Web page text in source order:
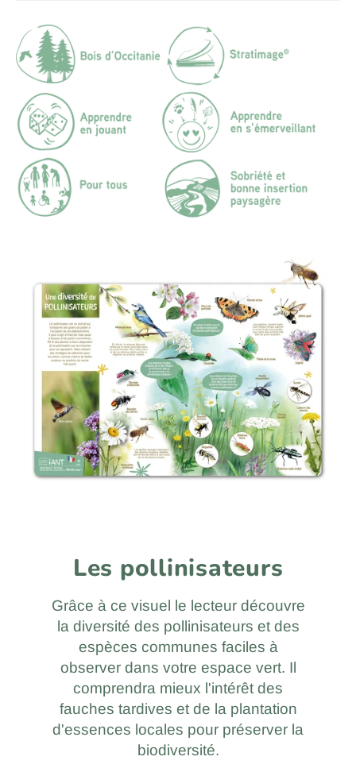
Les pollinisateurs
Grâce à ce visuel le lecteur découvre
la diversité des pollinisateurs et des
espèces communes faciles à
observer dans votre espace vert. Il
comprendra mieux l'intérêt des
fauches tardives et de la plantation
d'essences locales pour préserver la
biodiversité.